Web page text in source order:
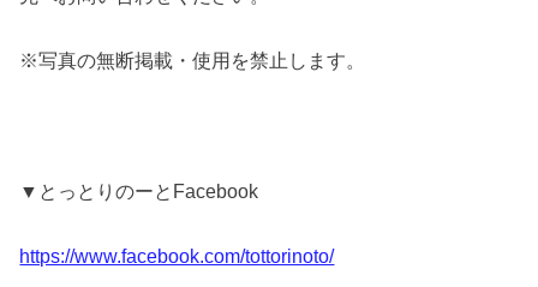
※写真の無断掲載・使用を禁止します。
▼とっとりのーとFacebook
https://www.facebook.com/tottorinoto/